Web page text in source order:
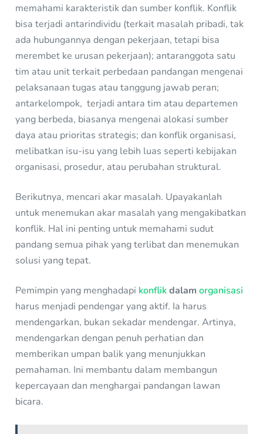
memahami karakteristik dan sumber konflik. Konflik
bisa terjadi antarindividu (terkait masalah pribadi, tak
ada hubungannya dengan pekerjaan, tetapi bisa
merembet ke urusan pekerjaan); antaranggota satu
tim atau unit terkait perbedaan pandangan mengenai
pelaksanaan tugas atau tanggung jawab peran;
antarkelompok, terjadi antara tim atau departemen
yang berbeda, biasanya mengenai alokasi sumber
daya atau prioritas strategis; dan konflik organisasi,
melibatkan isu-isu yang lebih luas seperti kebijakan
organisasi, prosedur, atau perubahan struktural.
Berikutnya, mencari akar masalah. Upayakanlah
untuk menemukan akar masalah yang mengakibatkan
konflik. Hal ini penting untuk memahami sudut
pandang semua pihak yang terlibat dan menemukan
solusi yang tepat.
Pemimpin yang menghadapi konflikdalamorganisasi
harus menjadi pendengar yang aktif. Ia harus
mendengarkan, bukan sekadar mendengar. Artinya,
mendengarkan dengan penuh perhatian dan
memberikan umpan balik yang menunjukkan
pemahaman. Ini membantu dalam membangun
kepercayaan dan menghargai pandangan lawan
bicara.